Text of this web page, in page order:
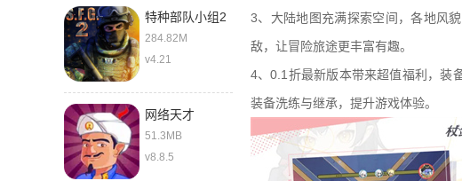
特种部队小组2
最新版
284.82M
v4.21
网络天才
51.3MB
v8.8.5
3、大陆地图充满探索空间，各地风
敌，让冒险旅途更丰富有趣。
4、0.1折最新版本带来超值福利，装
装备洗练与继承，提升游戏体验。